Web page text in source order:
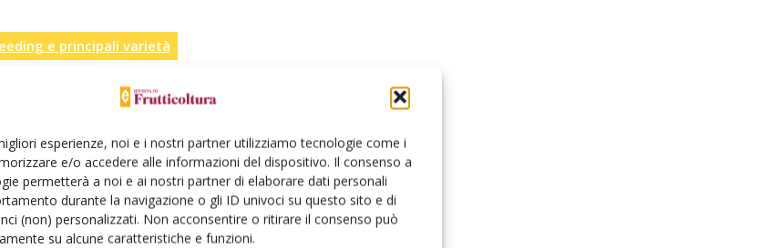
esperienze, noi e i nostri partner utilizziamo tecnologie come i
e/o accedere alle informazioni del dispositivo. Il consenso a
permetterà a noi e ai nostri partner di elaborare dati personali
durante la navigazione o gli ID univoci su questo sito e di
(non) personalizzati. Non acconsentire o ritirare il consenso può
su alcune caratteristiche e funzioni.
e principali varietà
per il rinnovamento varietale della
n.5/2020
perché abbonarsi